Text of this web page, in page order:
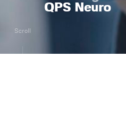
QPS Neuro
Scroll